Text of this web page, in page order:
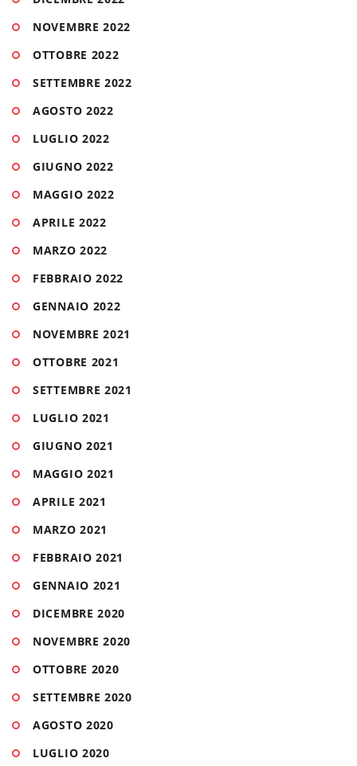
NOVEMBRE 2022
OTTOBRE 2022
SETTEMBRE 2022
AGOSTO 2022
LUGLIO 2022
GIUGNO 2022
MAGGIO 2022
APRILE 2022
MARZO 2022
FEBBRAIO 2022
GENNAIO 2022
NOVEMBRE 2021
OTTOBRE 2021
SETTEMBRE 2021
LUGLIO 2021
GIUGNO 2021
MAGGIO 2021
APRILE 2021
MARZO 2021
FEBBRAIO 2021
GENNAIO 2021
DICEMBRE 2020
NOVEMBRE 2020
OTTOBRE 2020
SETTEMBRE 2020
AGOSTO 2020
LUGLIO 2020